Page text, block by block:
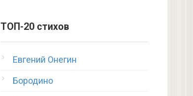
ТОП-20 стихов
Евгений Онегин
Бородино